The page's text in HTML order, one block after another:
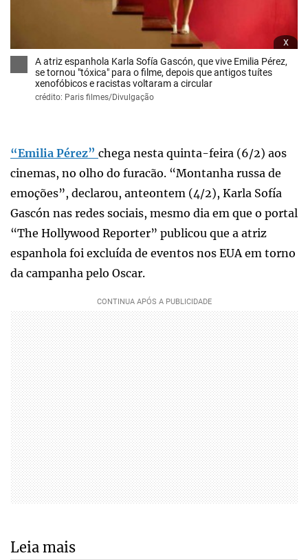
x
A atriz espanhola Karla Sofía Gascón, que vive Emilia Pérez,
se tornou "tóxica" para o filme, depois que antigos tuítes
xenofóbicos e racistas voltaram a circular
crédito: Paris filmes/Divulgação
“Emilia Pérez” chega nesta quinta-feira (6/2) aos
cinemas, no olho do furacão. “Montanha russa de
emoções”, declarou, anteontem (4/2), Karla Sofía
Gascón nas redes sociais, mesmo dia em que o portal
“The Hollywood Reporter” publicou que a atriz
espanhola foi excluída de eventos nos EUA em torno
da campanha pelo Oscar.
Leia mais